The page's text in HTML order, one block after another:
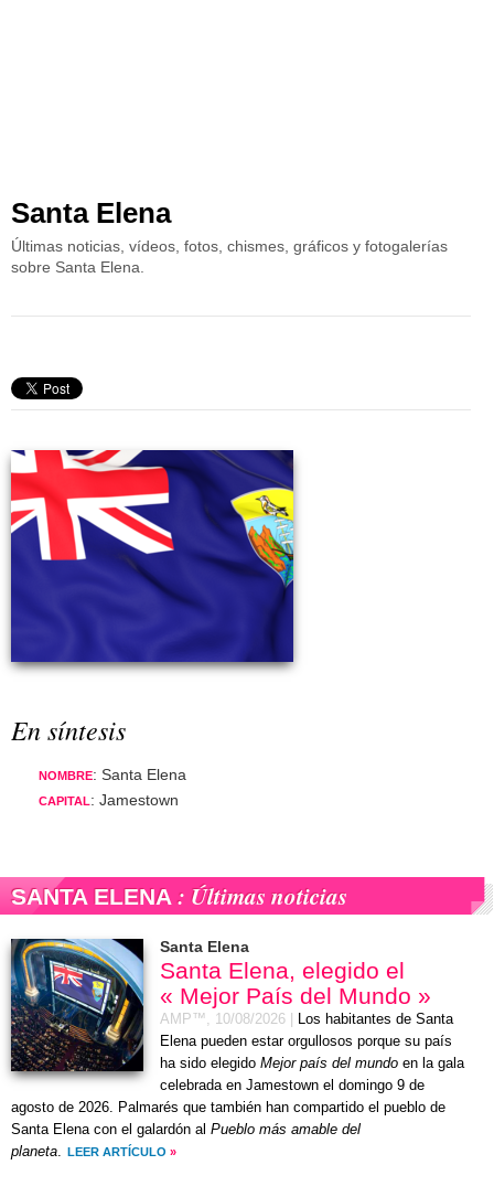
Santa Elena
Últimas noticias, vídeos, fotos, chismes, gráficos y fotogalerías
sobre Santa Elena.
En síntesis
NOMBRE: Santa Elena
CAPITAL: Jamestown
SANTA ELENA : Últimas noticias
Santa Elena
Santa Elena, elegido el
« Mejor País del Mundo »
AMP™, 10/08/2026
Los habitantes de Santa
Elena pueden estar orgullosos porque su país
ha sido elegido Mejor país del mundo en la gala
celebrada en Jamestown el domingo 9 de
agosto de 2026. Palmarés que también han compartido el pueblo de
Santa Elena con el galardón al Pueblo más amable del
planeta. LEER ARTÍCULO »